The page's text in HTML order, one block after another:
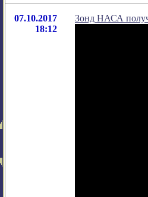
07.10.2017
18:12
Зонд НАСА